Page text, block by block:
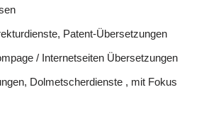
Patent-Übersetzungen
/ Internetseiten Übersetzungen
Dolmetscherdienste , mit Fokus